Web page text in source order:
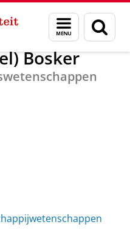
Menu
en
zoeken
(Roel) Bosker
Bosker